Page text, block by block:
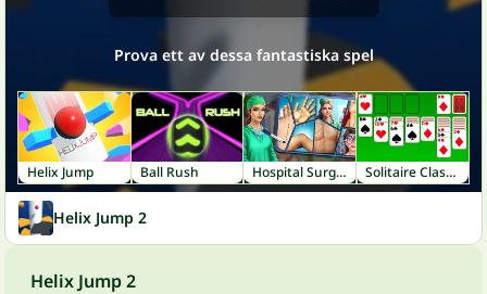
Prova ett av dessa fantastiska spel
Helix Jump Ball Rush Hospital Surgeon: Doctor Game Solitaire Classic
Helix Jump 2
Helix Jump 2